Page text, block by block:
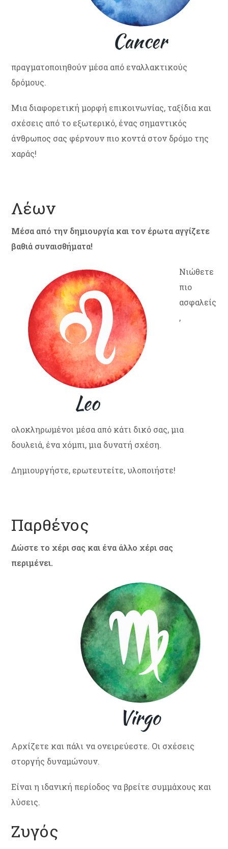
πραγματοποιηθούν μέσα από εναλλακτικούς
δρόμους.
Μια διαφορετική μορφή επικοινωνίας, ταξίδια και
σχέσεις από το εξωτερικό, ένας σημαντικός
άνθρωπος σας φέρνουν πιο κοντά στον δρόμο της
χαράς!
Λέων
Μέσα από την δημιουργία και τον έρωτα αγγίζετε
βαθιά συναισθήματα!
Νιώθετε
πιο
ασφαλείς
,
ολοκληρωμένοι μέσα από κάτι δικό σας, μια
δουλειά, ένα χόμπι, μια δυνατή σχέση.
Δημιουργήστε, ερωτευτείτε, υλοποιήστε!
Παρθένος
Δώστε το χέρι σας και ένα άλλο χέρι σας
περιμένει.
Αρχίζετε και πάλι να ονειρεύεστε. Οι σχέσεις
στοργής δυναμώνουν.
Είναι η ιδανική περίοδος να βρείτε συμμάχους και
λύσεις.
Ζυγός